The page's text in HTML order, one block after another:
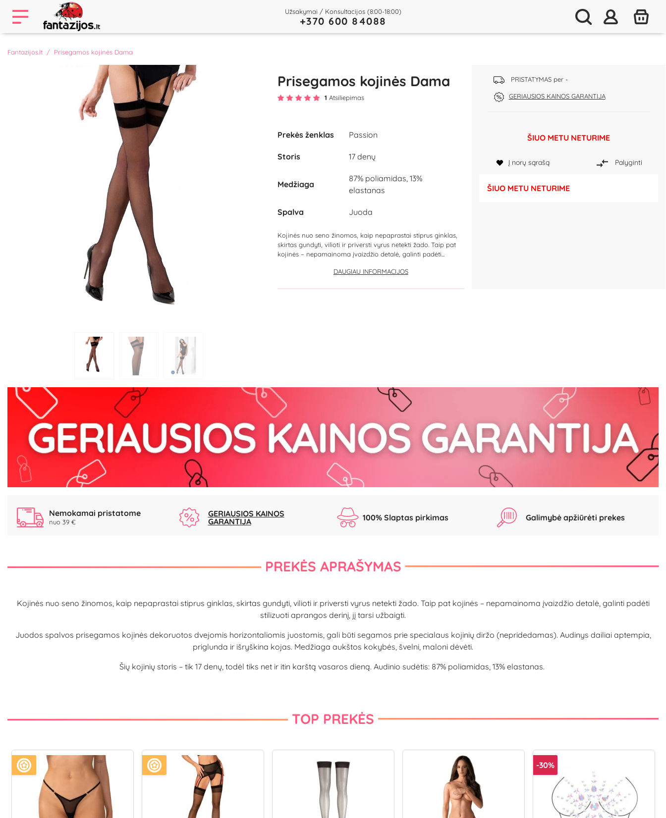
Užsakymai / Konsultacijos (8:00-18:00)
+370 600 84088
Fantazijos.lt Prisegamos kojinės Dama
Prisegamos kojinės Dama
1 Atsiliepimas
PRISTATYMAS per -
GERIAUSIOS KAINOS GARANTIJA
Prekės ženklas Passion
Storis 17 denų
Medžiaga
87% poliamidas, 13%
elastanas
Spalva Juoda
Kojinės nuo seno žinomos, kaip nepaprastai stiprus ginklas,
skirtas gundyti, vilioti ir priversti vyrus netekti žado. Taip pat
kojinės – nepamainoma įvaizdžio detalė, galinti padėti...
DAUGIAU INFORMACIJOS
ŠIUO METU NETURIME
Į norų sąrašą Palyginti
ŠIUO METU NETURIME
Nemokamai pristatome
nuo 39 €
GERIAUSIOS KAINOS
GARANTIJA
100% Slaptas pirkimas Galimybė apžiūrėti prekes
PREKĖS APRAŠYMAS
Kojinės nuo seno žinomos, kaip nepaprastai stiprus ginklas, skirtas gundyti, vilioti ir priversti vyrus netekti žado. Taip pat kojinės – nepamainoma įvaizdžio detalė, galinti padėti
stilizuoti aprangos derinį, jį tarsi užbaigti.
Juodos spalvos prisegamos kojinės dekoruotos dvejomis horizontaliomis juostomis, gali būti segamos prie specialaus kojinių diržo (nepridedamas). Audinys dailiai aptempia,
priglunda ir išryškina kojas. Medžiaga aukštos kokybės, švelni, maloni dėvėti.
Šių kojinių storis – tik 17 denų, todėl tiks net ir itin karštą vasaros dieną. Audinio sudėtis: 87% poliamidas, 13% elastanas.
TOP PREKĖS
-30%